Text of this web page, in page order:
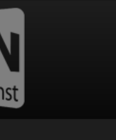
Einstellungen